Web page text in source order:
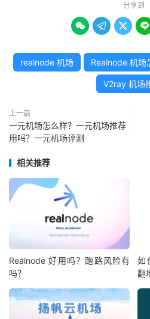
分享到
   
realnode 机场 Realnode 机场
V2ray 机场
上一篇
一元机场怎么样？一元机场推荐
用吗？一元机场评测
相关推荐
Realnode 好用吗？跑路风险有
吗？
如
翻